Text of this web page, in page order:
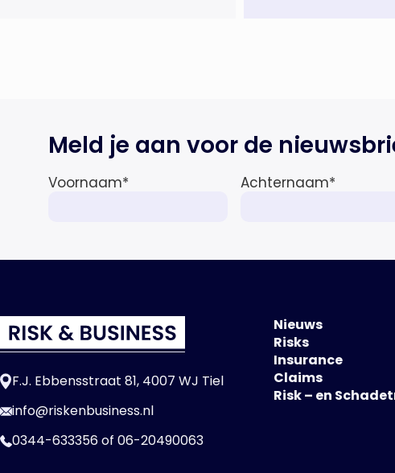
de totale premie-inkomsten
wereldwijd naar verwachting
Meld je aan voor de
Voornaam* Achternaam*
F.J. Ebbensstraat 81, 4007 WJ Tiel
info@riskenbusiness.nl
0344-633356of 06-20490063
Nieuws
Risks
Insurance
Claims
Risk – en